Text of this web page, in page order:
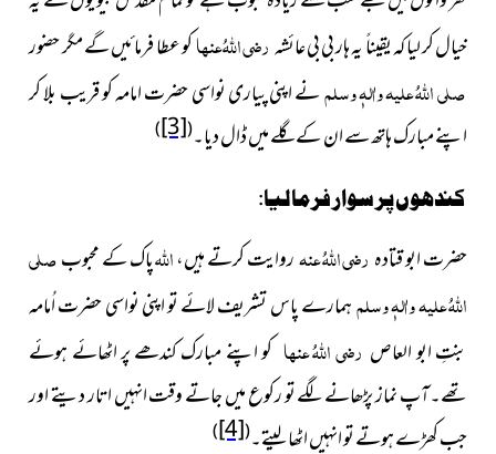
خیال کر لیا کہ یقیناً یہ ہار بی بی عائشہرضی اللہُ عنہاکو عطا فرمائیں گے مگر حضور
صلی اللہُ علیہ واٰلہٖ وسلمنے اپنی پیاری نواسی حضرت امامہ کو قریب بلا کر
اپنے مبارک ہاتھ سے ان کے گلے میں ڈال دیا۔(
[3]
)
کندھوں پر سوار فرما لیا:
حضرت ابو قتادہرضی اللہُ عنہروایت کرتے ہیں،اللہپاک کے محبوبصلی
اللہُ علیہ واٰلہٖ وسلمہمارے پاس تشریف لائے تو اپنی نواسی حضرت اُمامہ
بنتِ ابو العاص رضی اللہُ عنہاکو اپنے مبارک کندھے پر اٹھائے ہوئے
تھے۔آپ نماز پڑھانے لگے تو رکوع میں جاتے وقت انہیں اتار دیتے اور
جب کھڑے ہوتے تو انہیں اٹھا لیتے۔(
[4]
)